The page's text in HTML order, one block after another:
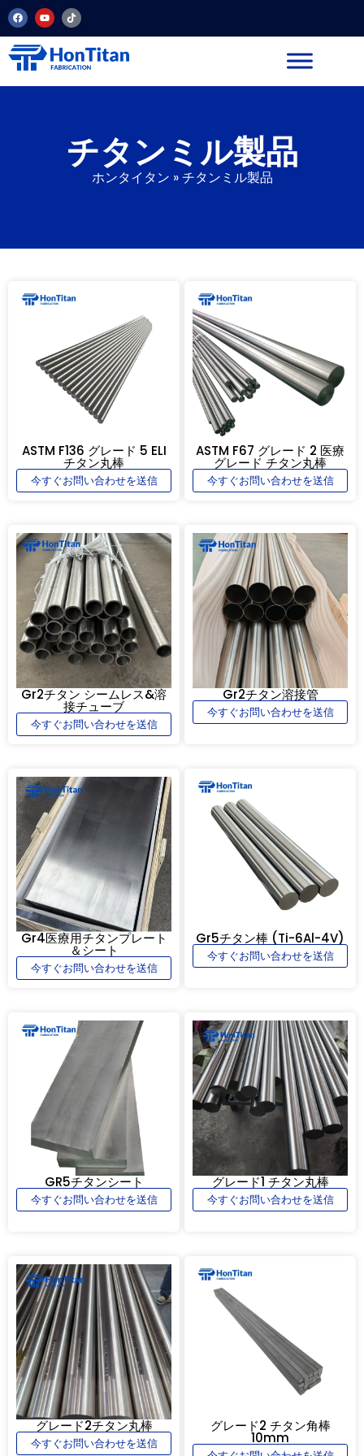
チタンミル製品
ホンタイタン »チタンミル製品
ASTM F136 グレード 5 ELI
チタン丸棒
今すぐお問い合わせを送信
ASTM F67 グレード 2 医療
グレード チタン丸棒
今すぐお問い合わせを送信
Gr2チタン シームレス&溶
接チューブ
今すぐお問い合わせを送信
Gr2チタン溶接管
今すぐお問い合わせを送信
Gr4医療用チタンプレート
＆シート
今すぐお問い合わせを送信
Gr5チタン棒 (Ti-6Al-4V)
今すぐお問い合わせを送信
GR5チタンシート
今すぐお問い合わせを送信
グレード1 チタン丸棒
今すぐお問い合わせを送信
グレード2チタン丸棒
今すぐお問い合わせを送信
グレード2 チタン角棒
10mm